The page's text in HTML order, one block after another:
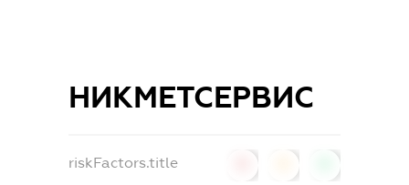
НИКМЕТСЕРВИС
riskFactors.title